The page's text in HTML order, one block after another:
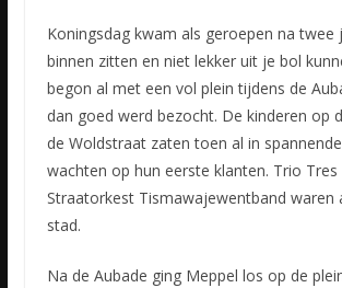
Koningsdag kwam als geroepen na twee
binnen zitten en niet lekker uit je bol
begon al met een vol plein tijdens de
dan goed werd bezocht. De kinderen op
de Woldstraat zaten toen al in
wachten op hun eerste klanten. Trio
Straatorkest Tismawajewentband waren
stad.
Na de Aubade ging Meppel los op de